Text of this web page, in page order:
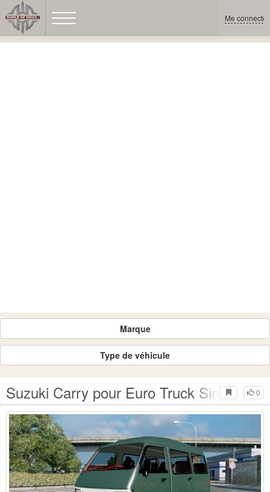
Me connecter
Marque
Type de véhicule
0
Suzuki Carry pour Euro Truck Simulator